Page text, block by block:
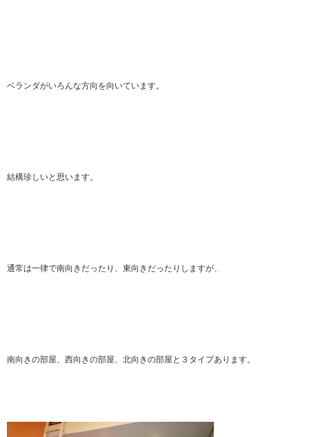
ベランダがいろんな方向を向いています。
結構珍しいと思います。
通常は一律で南向きだったり、東向きだったりしますが、
南向きの部屋、西向きの部屋、北向きの部屋と３タイプあります。